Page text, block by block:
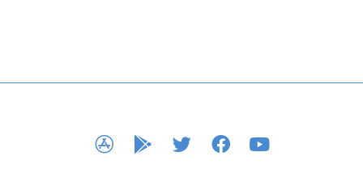
APP STOREGOOGLE PLAY
TWITTERFACEBOOK